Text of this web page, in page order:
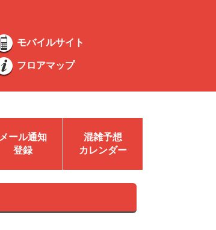
モバイルサイト
フロアマップ
メール通知
登録
混雑予想
カレンダー